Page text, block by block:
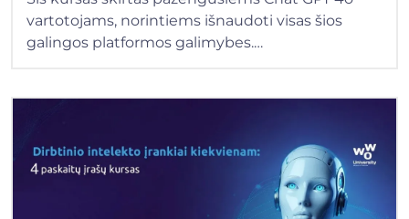
vartotojams, norintiems išnaudoti visas šios
galingos platformos galimybes.…